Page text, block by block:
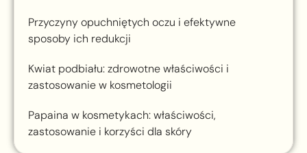
Przyczyny opuchniętych oczu i efektywne
sposoby ich redukcji
Kwiat podbiału: zdrowotne właściwości i
zastosowanie w kosmetologii
Papaina w kosmetykach: właściwości,
zastosowanie i korzyści dla skóry